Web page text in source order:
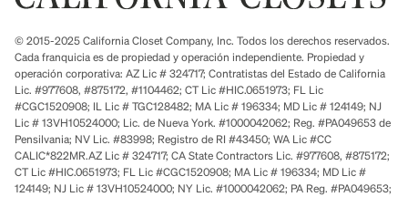
© 2015-2025 California Closet Company, Inc. Todos los derechos reservados.
Cada franquicia es de propiedad y operación independiente. Propiedad y
operación corporativa: AZ Lic # 324717; Contratistas del Estado de California
Lic. #977608, #875172, #1104462; CT Lic #HIC.0651973; FL Lic
#CGC1520908; IL Lic # TGC128482; MA Lic # 196334; MD Lic # 124149; NJ
Lic # 13VH10524000; Lic. de Nueva York. #1000042062; Reg. #PA049653 de
Pensilvania; NV Lic. #83998; Registro de RI #43450; WA Lic #CC
CALIC*822MR.AZ Lic # 324717; CA State Contractors Lic. #977608, #875172;
CT Lic #HIC.0651973; FL Lic #CGC1520908; MA Lic # 196334; MD Lic #
124149; NJ Lic # 13VH10524000; NY Lic. #1000042062; PA Reg. #PA049653;